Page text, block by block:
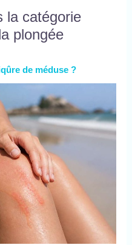
la catégorie
plongée
de méduse ?